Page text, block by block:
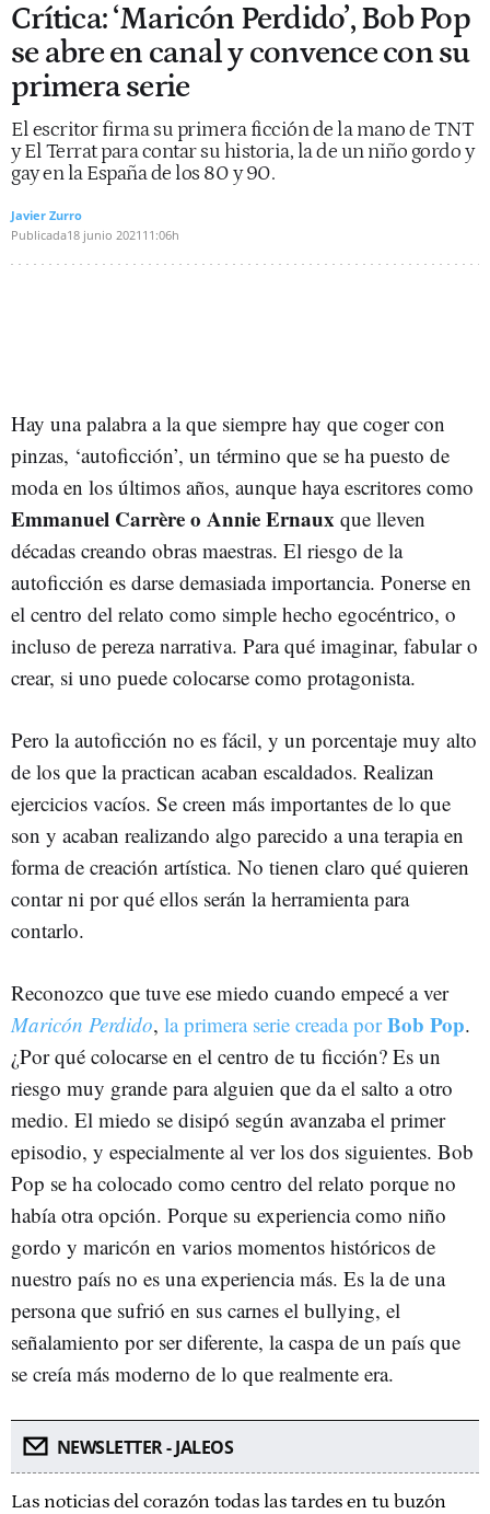
Crítica: ‘Maricón Perdido’, Bob Pop
se abre en canal y convence con su
primera serie
El escritor firma su primera ficción de la mano de TNT
y El Terrat para contar su historia, la de un niño gordo y
gay en la España de los 80 y 90.
Javier Zurro
Publicada18 junio 2021 11:06h
Hay una palabra a la que siempre hay que coger con
pinzas, ‘autoficción’, un término que se ha puesto de
moda en los últimos años, aunque haya escritores como
Emmanuel Carrère o Annie Ernaux que lleven
décadas creando obras maestras. El riesgo de la
autoficción es darse demasiada importancia. Ponerse en
el centro del relato como simple hecho egocéntrico, o
incluso de pereza narrativa. Para qué imaginar, fabular o
crear, si uno puede colocarse como protagonista.
Pero la autoficción no es fácil, y un porcentaje muy alto
de los que la practican acaban escaldados. Realizan
ejercicios vacíos. Se creen más importantes de lo que
son y acaban realizando algo parecido a una terapia en
forma de creación artística. No tienen claro qué quieren
contar ni por qué ellos serán la herramienta para
contarlo.
Reconozco que tuve ese miedo cuando empecé a ver
Maricón Perdido, la primera serie creada porBob Pop.
¿Por qué colocarse en el centro de tu ficción? Es un
riesgo muy grande para alguien que da el salto a otro
medio. El miedo se disipó según avanzaba el primer
episodio, y especialmente al ver los dos siguientes. Bob
Pop se ha colocado como centro del relato porque no
había otra opción. Porque su experiencia como niño
gordo y maricón en varios momentos históricos de
nuestro país no es una experiencia más. Es la de una
persona que sufrió en sus carnes el bullying, el
señalamiento por ser diferente, la caspa de un país que
se creía más moderno de lo que realmente era.
NEWSLETTER - JALEOS
Las noticias del corazón todas las tardes en tu buzón